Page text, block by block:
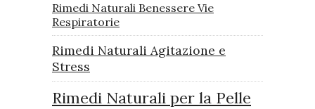
Rimedi Naturali Benessere Vie
Respiratorie
Rimedi Naturali Agitazione e
Stress
Rimedi Naturali per la Pelle